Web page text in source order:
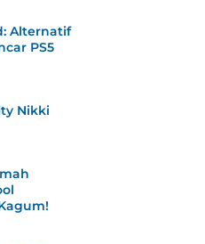
Alternatif
PS5
Nikki